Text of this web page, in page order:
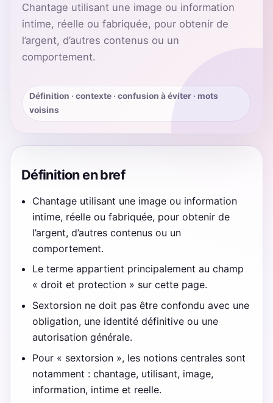
Chantage utilisant une image ou information
intime, réelle ou fabriquée, pour obtenir de
l’argent, d’autres contenus ou un
comportement.
Définition · contexte · confusion à éviter · mots
voisins
Définition en bref
Chantage utilisant une image ou information
intime, réelle ou fabriquée, pour obtenir de
l’argent, d’autres contenus ou un
comportement.
Le terme appartient principalement au champ
« droit et protection » sur cette page.
Sextorsion ne doit pas être confondu avec une
obligation, une identité définitive ou une
autorisation générale.
Pour « sextorsion », les notions centrales sont
notamment : chantage, utilisant, image,
information, intime et reelle.